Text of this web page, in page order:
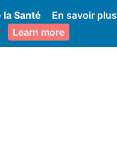
Santé
En savoir plus
Learn more